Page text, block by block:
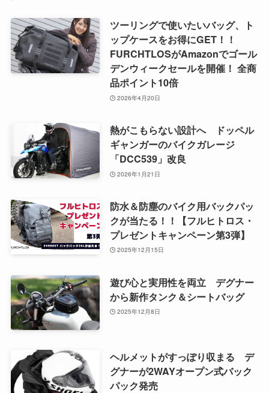
ツーリングで使いたいバッグ、ト
ップケースをお得にGET！！
FURCHTLOSがAmazonでゴール
デンウィークセールを開催！ 全商
品ポイント10倍
2026年4月20日
熱がこもらない設計へ ドッペル
ギャンガーのバイクガレージ
「DCC539」改良
2026年1月21日
防水＆防塵のバイク用バックパッ
クが当たる！！【フルヒトロス・
プレゼントキャンペーン第3弾】
2025年12月15日
遊び心と実用性を両立 デグナー
から新作タンク＆シートバッグ
2025年12月8日
ヘルメットがすっぽり収まる デ
グナーが2WAYオープン式バック
パック発売